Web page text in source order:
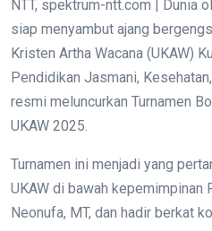
NTT, spektrum-ntt.com | Dunia
siap menyambut ajang
Kristen Artha Wacana (UKAW)
Pendidikan Jasmani,
resmi meluncurkan Turnamen
UKAW 2025.
Turnamen ini menjadi yang
UKAW di bawah kepemimpinan
Neonufa, MT, dan hadir berkat